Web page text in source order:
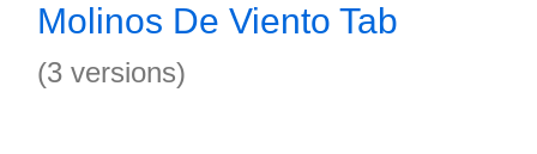
Molinos De Viento Tab
(3 versions)